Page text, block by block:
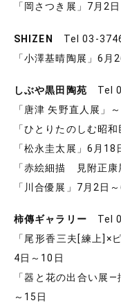
「岡さつき展」7月2
SHIZEN
Tel 03-
「小澤基晴陶展」6月
しぶや黒田陶苑 Tel
「唐津 矢野直人展」
「ひとりたのしむ昭
「松永圭太展」6月18
「赤絵細描 見附正
「川合優展」7月2日
柿傳ギャラリー Tel
「尾形香三夫[練上]×
4日～10日
「器と花の出合い展
～15日